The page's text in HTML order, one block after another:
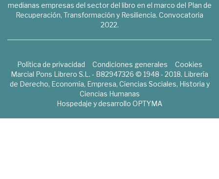
medianas empresas del sector del libro en el marco del Plan de
Recuperación, Transformación y Resiliencia. Convocatoria
2022.
Política de privacidad Condiciones generales
Cookies
Marcial Pons Librero S.L. - B82947326 © 1948 - 2018. Librería
de Derecho, Economía, Empresa, Ciencias Sociales, Historia y
Ciencias Humanas
Hospedaje y desarrollo OPTYMA